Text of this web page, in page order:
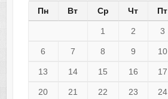
Пн Вт Ср Чт Пт
1 2 3
6 7 8 9 10
13 14 15 16 17
20 21 22 23 24